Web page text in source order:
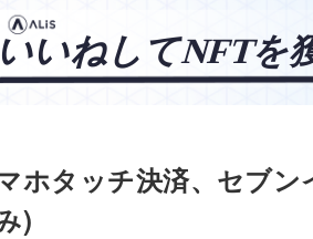
ホタッチ決済、セブン
)